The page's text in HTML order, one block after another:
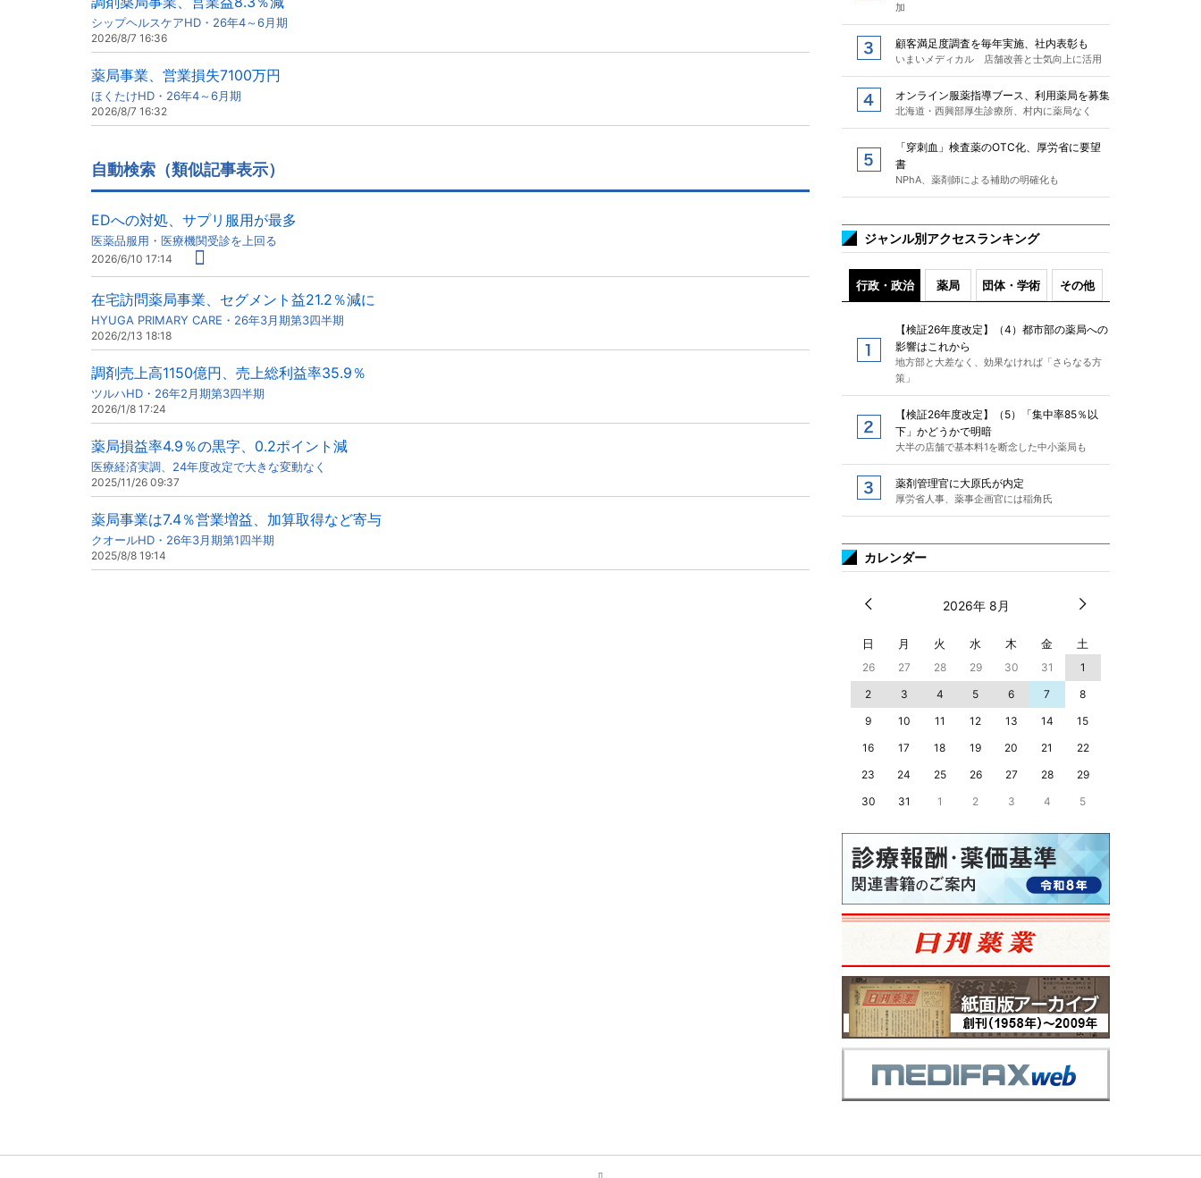
シップヘルスケアHD・26年4～6月期
2026/8/7 16:36
薬局事業、営業損失7100万円
ほくたけHD・26年4～6月期
2026/8/7 16:32
自動検索（類似記事表示）
EDへの対処、サプリ服用が最多
医薬品服用・医療機関受診を上回る
2026/6/10 17:14
在宅訪問薬局事業、セグメント益21.2％減に
HYUGA PRIMARY CARE・26年3月期第3四半期
2026/2/13 18:18
調剤売上高1150億円、売上総利益率35.9％
ツルハHD・26年2月期第3四半期
2026/1/8 17:24
薬局損益率4.9％の黒字、0.2ポイント減
医療経済実調、24年度改定で大きな変動なく
2025/11/26 09:37
薬局事業は7.4％営業増益、加算取得など寄与
クオールHD・26年3月期第1四半期
2025/8/8 19:14
加
顧客満足度調査を毎年実施、社内表彰も
いまいメディカル 店舗改善と士気向上に活用
オンライン服薬指導ブース、利用薬局を募集
北海道・西興部厚生診療所、村内に薬局なく
「穿刺血」検査薬のOTC化、厚労省に要望
書
NPhA、薬剤師による補助の明確化も
ジャンル別アクセスランキング
行政・政治 薬局 団体・学術 その他
【検証26年度改定】（4）都市部の薬局への
影響はこれから
地方部と大差なく、効果なければ「さらなる方
策」
【検証26年度改定】（5）「集中率85％以
下」かどうかで明暗
大半の店舗で基本料1を断念した中小薬局も
薬剤管理官に大原氏が内定
厚労省人事、薬事企画官には稲角氏
カレンダー
2026年 8月
日 月 火 水 木 金 土
26 27 28 29 30 31
1
2
3 4 5 6 7
8
9
10 11 12 13 14
15
16
17 18 19 20 21
22
23
24 25 26 27 28
29
30
31 1 2 3 4 5